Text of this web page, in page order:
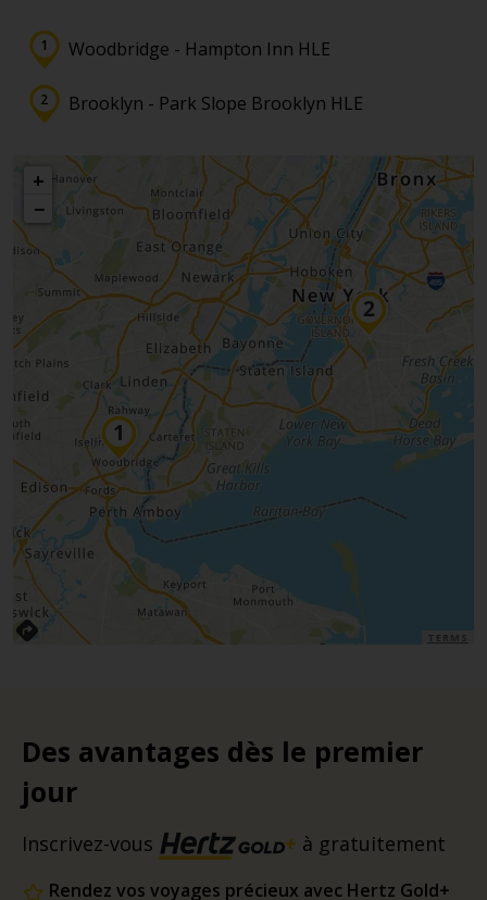
Woodbridge - Hampton Inn HLE
Brooklyn - Park Slope Brooklyn HLE
+
−
Des avantages dès le premier
jour
Inscrivez-vous à gratuitement
Rendez vos voyages précieux avec Hertz Gold+